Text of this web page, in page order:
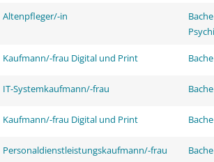
Altenpfleger/-in
Kaufmann/-frau Digital und Print
IT-Systemkaufmann/-frau
Kaufmann/-frau Digital und Print
Personaldienstleistungskaufmann/-frau